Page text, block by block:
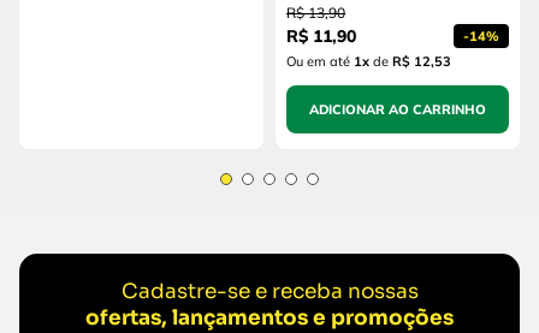
R$ 13,90
R$ 11,90 -14%
Ou em até 1x de R$ 12,53
ADICIONAR AO CARRINHO
Cadastre-se e receba nossas
ofertas, lançamentos e promoções